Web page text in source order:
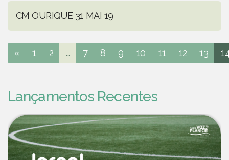
CM OURIQUE 31 MAI 19
« 1 2 ... 7 8 9 10 11 12 13
Lançamentos Recentes